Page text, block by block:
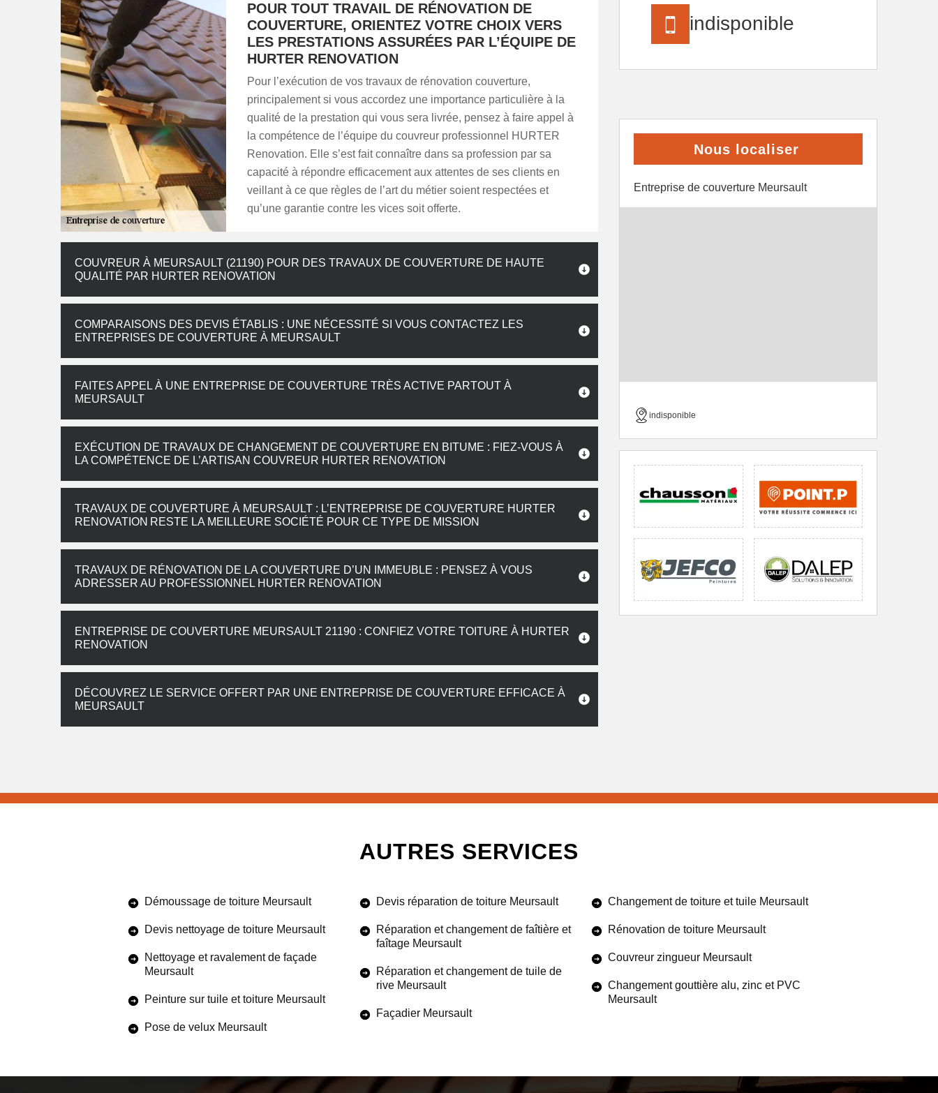
POUR TOUT TRAVAIL DE RÉNOVATION DE
COUVERTURE, ORIENTEZ VOTRE CHOIX VERS
LES PRESTATIONS ASSURÉES PAR L’ÉQUIPE DE
HURTER RENOVATION
Pour l’exécution de vos travaux de rénovation couverture,
principalement si vous accordez une importance particulière à la
qualité de la prestation qui vous sera livrée, pensez à faire appel à
la compétence de l’équipe du couvreur professionnel HURTER
Renovation. Elle s’est fait connaître dans sa profession par sa
capacité à répondre efficacement aux attentes de ses clients en
veillant à ce que règles de l’art du métier soient respectées et
qu’une garantie contre les vices soit offerte.
COUVREUR À MEURSAULT (21190) POUR DES TRAVAUX DE COUVERTURE DE HAUTE
QUALITÉ PAR HURTER RENOVATION
COMPARAISONS DES DEVIS ÉTABLIS : UNE NÉCESSITÉ SI VOUS CONTACTEZ LES
ENTREPRISES DE COUVERTURE À MEURSAULT
FAITES APPEL À UNE ENTREPRISE DE COUVERTURE TRÈS ACTIVE PARTOUT À
MEURSAULT
EXÉCUTION DE TRAVAUX DE CHANGEMENT DE COUVERTURE EN BITUME : FIEZ-VOUS À
LA COMPÉTENCE DE L’ARTISAN COUVREUR HURTER RENOVATION
TRAVAUX DE COUVERTURE À MEURSAULT : L’ENTREPRISE DE COUVERTURE HURTER
RENOVATION RESTE LA MEILLEURE SOCIÉTÉ POUR CE TYPE DE MISSION
TRAVAUX DE RÉNOVATION DE LA COUVERTURE D’UN IMMEUBLE : PENSEZ À VOUS
ADRESSER AU PROFESSIONNEL HURTER RENOVATION
ENTREPRISE DE COUVERTURE MEURSAULT 21190 : CONFIEZ VOTRE TOITURE À HURTER
RENOVATION
DÉCOUVREZ LE SERVICE OFFERT PAR UNE ENTREPRISE DE COUVERTURE EFFICACE À
MEURSAULT
indisponible
Nous localiser
Entreprise de couverture Meursault
indisponible
AUTRES SERVICES
Démoussage de toiture Meursault
Devis nettoyage de toiture Meursault
Nettoyage et ravalement de façade
Meursault
Peinture sur tuile et toiture Meursault
Pose de velux Meursault
Devis réparation de toiture Meursault
Réparation et changement de faîtière et
faîtage Meursault
Réparation et changement de tuile de
rive Meursault
Façadier Meursault
Changement de toiture et tuile Meursault
Rénovation de toiture Meursault
Couvreur zingueur Meursault
Changement gouttière alu, zinc et PVC
Meursault